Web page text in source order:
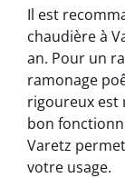
Il est
chaudière à
an. Pour un
ramonage
rigoureux est
bon
Varetz
votre usage.